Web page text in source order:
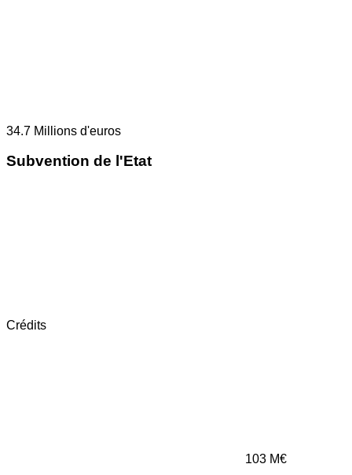
34.7 Millions d'euros
Subvention de l'Etat
Crédits
103 M€